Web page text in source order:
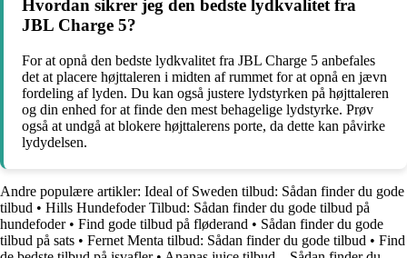
Hvordan sikrer jeg den bedste lydkvalitet fra
JBL Charge 5?
For at opnå den bedste lydkvalitet fra JBL Charge 5 anbefales
det at placere højttaleren i midten af rummet for at opnå en jævn
fordeling af lyden. Du kan også justere lydstyrken på højttaleren
og din enhed for at finde den mest behagelige lydstyrke. Prøv
også at undgå at blokere højttalerens porte, da dette kan påvirke
lydydelsen.
Andre populære artikler: Ideal of Sweden tilbud: Sådan finder du gode
tilbud • Hills Hundefoder Tilbud: Sådan finder du gode tilbud på
hundefoder• Find gode tilbud på fløderand • Sådan finder du gode
tilbud på sats • Fernet Menta tilbud: Sådan finder du gode tilbud • Find